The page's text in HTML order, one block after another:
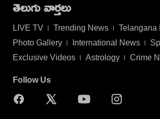
తెలుగు వార్తలు
LIVE TV Trending News
Telangana
Photo Gallery
International News
Exclusive Videos
Astrology Crime
Follow Us